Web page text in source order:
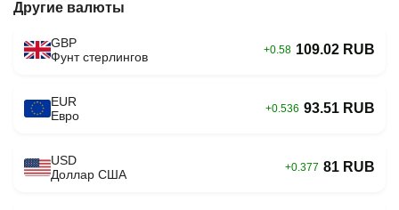
Другие валюты
GBP
Фунт стерлингов
+0.58 109.02 RUB
EUR
Евро
+0.536 93.51 RUB
USD
Доллар США
+0.377 81 RUB